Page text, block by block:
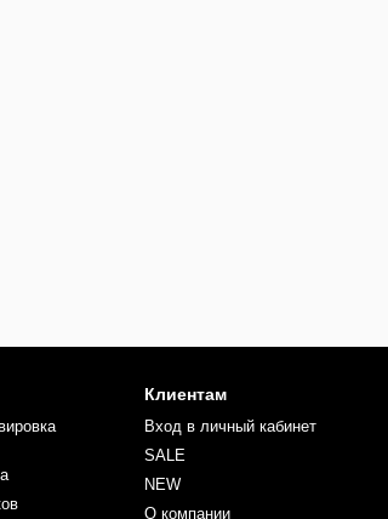
Клиентам
Вход в личный кабинет
SALE
NEW
О компании